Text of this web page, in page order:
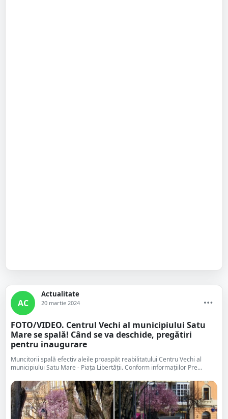
AC
Actualitate
20 martie 2024
FOTO/VIDEO. Centrul Vechi al municipiului Satu
Mare se spală! Când se va deschide, pregătiri
pentru inaugurare
Muncitorii spală efectiv aleile proaspăt reabilitatului Centru Vechi al
municipiului Satu Mare - Piața Libertății. Conform informațiilor Pre...